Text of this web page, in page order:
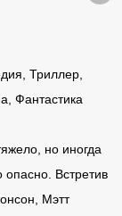
Триллер,
Фантастика
но иногда
Встретив
Мэтт